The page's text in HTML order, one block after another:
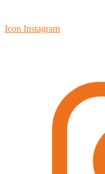
Icon Instagram